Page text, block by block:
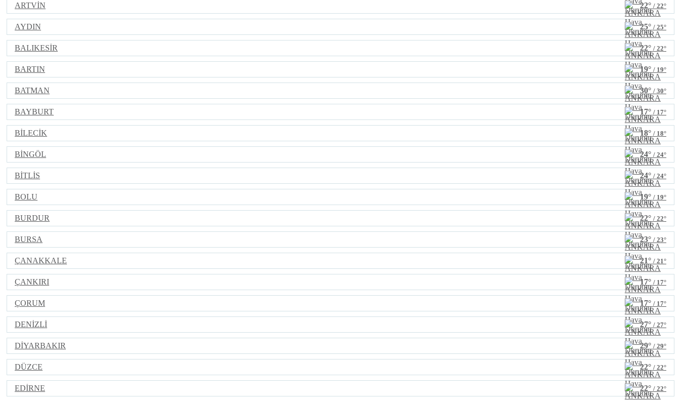
ARTVİN 22° / 22°
AYDIN 25° / 25°
BALIKESİR 22° / 22°
BARTIN 19° / 19°
BATMAN 30° / 30°
BAYBURT 17° / 17°
BİLECİK 18° / 18°
BİNGÖL 24° / 24°
BİTLİS 24° / 24°
BOLU 19° / 19°
BURDUR 22° / 22°
BURSA 23° / 23°
ÇANAKKALE 21° / 21°
ÇANKIRI 17° / 17°
ÇORUM 17° / 17°
DENİZLİ 27° / 27°
DİYARBAKIR 29° / 29°
DÜZCE 22° / 22°
EDİRNE 22° / 22°